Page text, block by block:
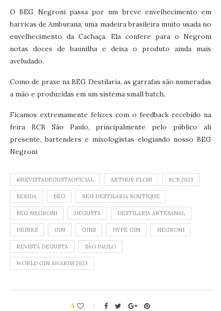
O BEG Negroni passa por um breve envelhecimento em
barricas de Amburana, uma madeira brasileira muito usada no
envelhecimento da Cachaça. Ela confere para o Negroni
notas doces de baunilha e deixa o produto ainda mais
aveludado.
Como de praxe na BEG Destilaria, as garrafas são numeradas
a mão e produzidas em um sistema small batch.
Ficamos extremamente felizes com o feedback recebido na
feira BCB São Paulo, principalmente pelo público ali
presente, bartenders e mixologistas elogiando nosso BEG
Negroni
@REVISTADEGUSTAOFICIAL ARTHUR FLOSI BCB 2023
BEBIDA BEG BEG DESTILARIA BOUTIQUE
BEG NEGRONI DEGUSTA DESTILARIA ARTESANAL
DRINKS GIN GINS HYPE GIN NEGRONI
REVISTA DEGUSTA SÃO PAULO
WORLD GIN AWARDS 2023
4